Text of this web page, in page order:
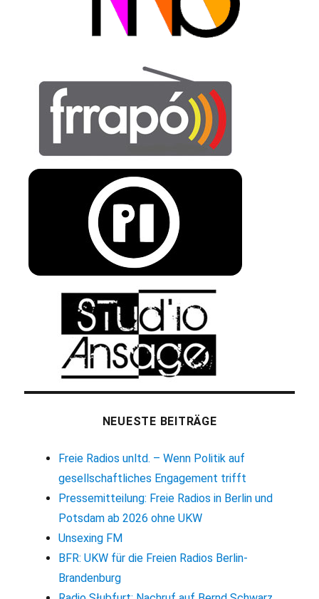
NEUESTE BEITRÄGE
Freie Radios unltd. – Wenn Politik auf
gesellschaftliches Engagement trifft
Pressemitteilung: Freie Radios in Berlin und
Potsdam ab 2026 ohne UKW
Unsexing FM
BFR: UKW für die Freien Radios Berlin-
Brandenburg